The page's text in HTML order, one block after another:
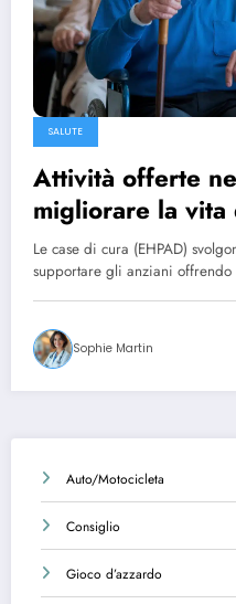
SALUTE
Attività offerte
migliorare la vita
Le case di cura (EHPAD)
supportare gli anziani
Sophie Martin
Auto/Motocicleta
Consiglio
Gioco d’azzardo